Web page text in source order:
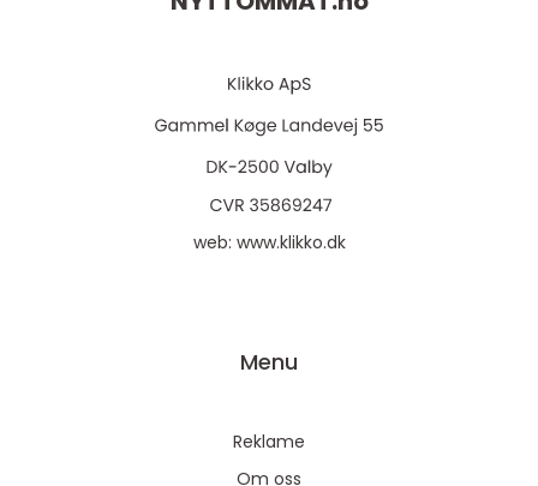
web: www.klikko.dk
Menu
Reklame
Om oss